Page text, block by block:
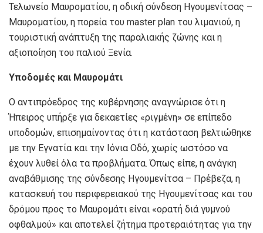
Τελωνείο Μαυροματίου, η οδική σύνδεση Ηγουμενίτσας –
Μαυροματίου, η πορεία του master plan του λιμανιού, η
τουριστική ανάπτυξη της παραλιακής ζώνης και η
αξιοποίηση του παλιού Ξενία.
Υποδομές και Μαυρομάτι
Ο αντιπρόεδρος της κυβέρνησης αναγνώρισε ότι η
Ήπειρος υπήρξε για δεκαετίες «ριγμένη» σε επίπεδο
υποδομών, επισημαίνοντας ότι η κατάσταση βελτιώθηκε
με την Εγνατία και την Ιόνια Οδό, χωρίς ωστόσο να
έχουν λυθεί όλα τα προβλήματα. Όπως είπε, η ανάγκη
αναβάθμισης της σύνδεσης Ηγουμενίτσα – Πρέβεζα, η
κατασκευή του περιφερειακού της Ηγουμενίτσας και του
δρόμου προς το Μαυρομάτι είναι «ορατή διά γυμνού
οφθαλμού» και αποτελεί ζήτημα προτεραιότητας για την